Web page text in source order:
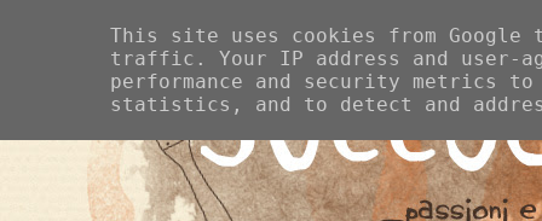
This site uses cookies from
traffic. Your IP address and user-
performance and security metrics
statistics, and to detect and